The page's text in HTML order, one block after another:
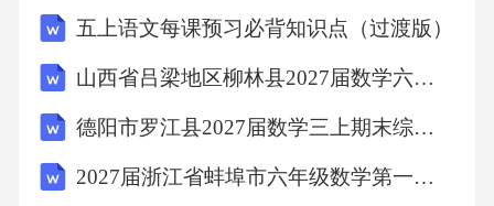
一是遗产本身必须具有极高的历史价值，你能
从历史角度说出隋朝大运河产生的作用吗？22.
下列材料，回答问题。材料一（他）以较为开
明的民族政策，获得各族的拥戴，北方各族和
五上语文每课预习必背知识点（过渡版）
山西省吕梁地区柳林县2027届数学六上期末质量跟踪监视试题含解析
德阳市罗江县2027届数学三上期末综合测试试题含解析
2027届浙江省蚌埠市六年级数学第一学期期末学业水平测试试题含解析